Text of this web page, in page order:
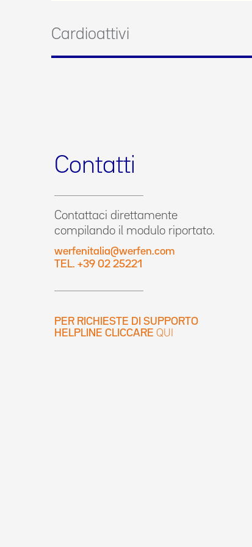
Cardioattivi
Contatti
Contattaci direttamente
compilando il modulo riportato.
werfenitalia@werfen.com
TEL. +39 02 25221
PER RICHIESTE DI SUPPORTO
HELPLINE CLICCARE QUI